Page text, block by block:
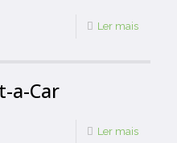
Ler mais
a-Car
Ler mais